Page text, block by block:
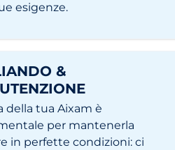
esigenze.
&
della tua Aixam è
per mantenerla
in perfette condizioni: ci